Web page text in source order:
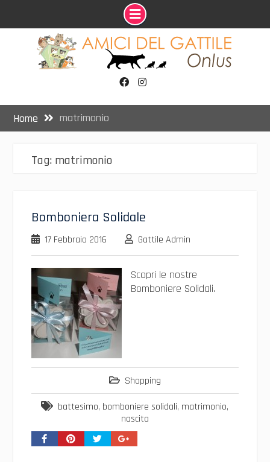
Home
matrimonio
Tag: matrimonio
Bomboniera Solidale
17 Febbraio 2016 Gattile Admin
Scopri le nostre
Bomboniere Solidali.
Shopping
battesimo, bomboniere solidali, matrimonio,
nascita